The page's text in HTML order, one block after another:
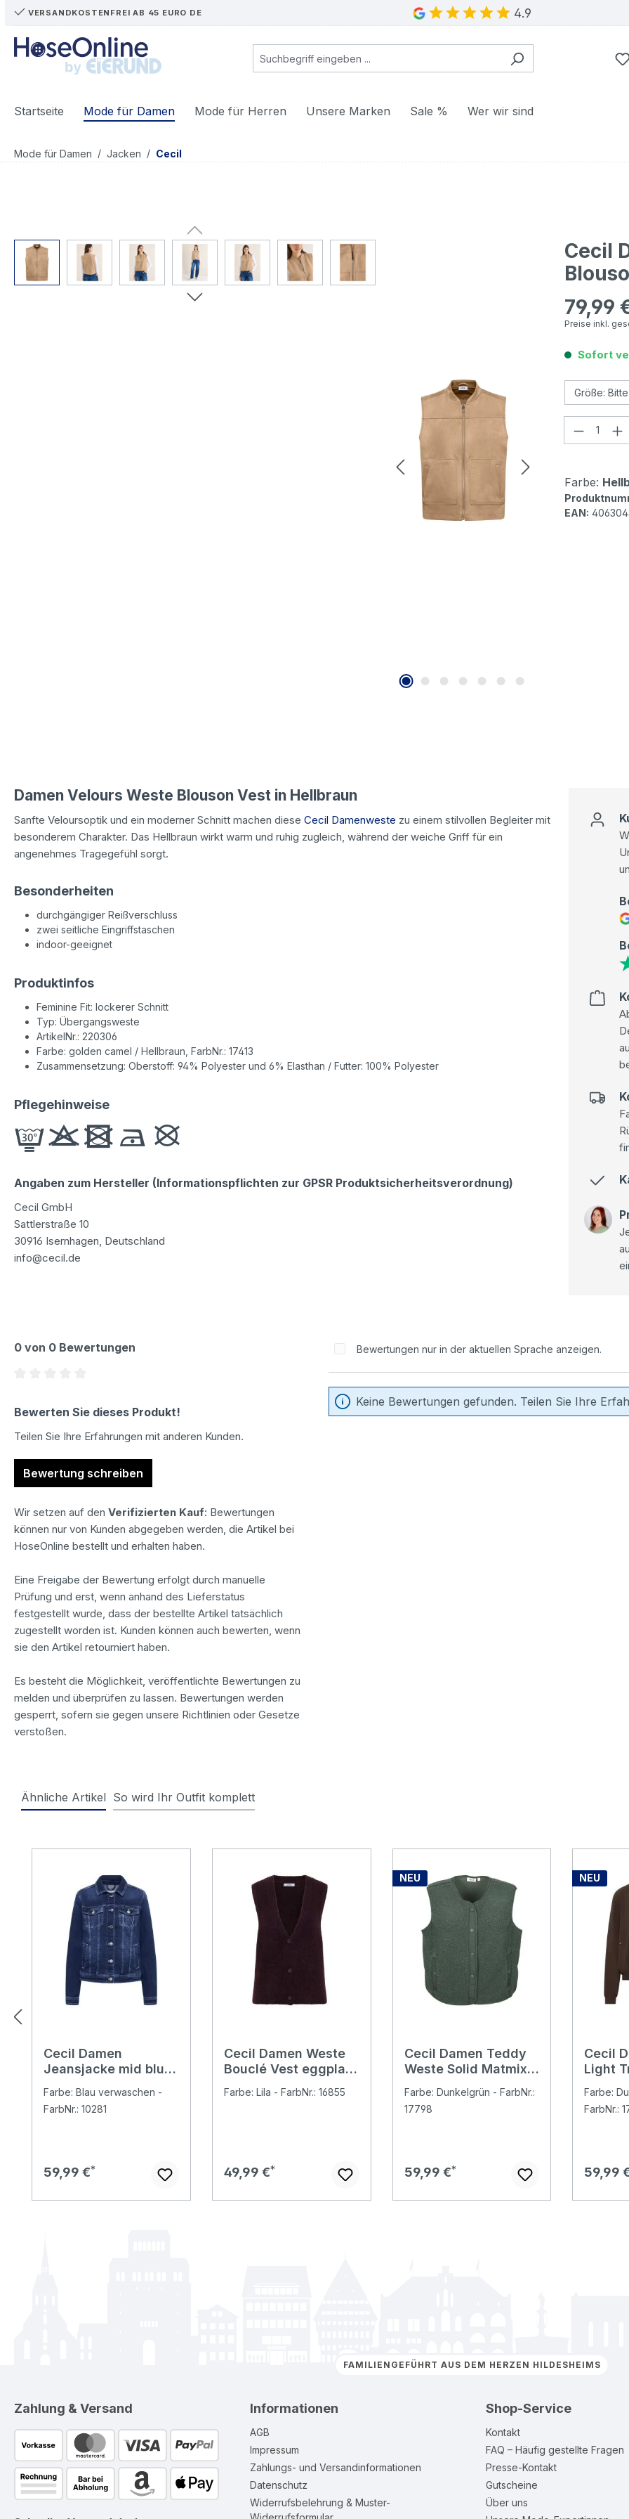
Hauptinhalt springen
Zur Suche springen
Zur Hauptnavigation springen
VERSANDKOSTENFREI AB 45 EURO DE 4.9
Startseite Mode für Damen Mode für Herren Unsere Marken Sale % Wer wir sind
Mode für Damen / Jacken / Cecil
Bildergalerie überspringen
Cecil
Regulärer
79,99
Preise inkl.
Sofort
Farbe:
EAN:
Damen Velours Weste Blouson Vest in Hellbraun
Sanfte Veloursoptik und ein moderner Schnitt machen diese Cecil Damenweste zu einem stilvollen Begleiter mit
besonderem Charakter. Das Hellbraun wirkt warm und ruhig zugleich, während der weiche Griff für ein
angenehmes Tragegefühl sorgt.
Besonderheiten
durchgängiger Reißverschluss
zwei seitliche Eingriffstaschen
indoor-geeignet
Produktinfos
Feminine Fit: lockerer Schnitt
Typ: Übergangsweste
ArtikelNr.: 220306
Farbe: golden camel / Hellbraun, FarbNr.: 17413
Zusammensetzung: Oberstoff: 94% Polyester und 6% Elasthan / Futter: 100% Polyester
Pflegehinweise
Angaben zum Hersteller (Informationspflichten zur GPSR Produktsicherheitsverordnung)
Cecil GmbH
Sattlerstraße 10
30916 Isernhagen, Deutschland
info@cecil.de
0 von 0 Bewertungen
Bewerten Sie dieses Produkt!
Teilen Sie Ihre Erfahrungen mit anderen Kunden.
Bewertung schreiben
Wir setzen auf den Verifizierten Kauf: Bewertungen
können nur von Kunden abgegeben werden, die Artikel bei
HoseOnline bestellt und erhalten haben.
Eine Freigabe der Bewertung erfolgt durch manuelle
Prüfung und erst, wenn anhand des Lieferstatus
festgestellt wurde, dass der bestellte Artikel tatsächlich
zugestellt worden ist. Kunden können auch bewerten, wenn
sie den Artikel retourniert haben.
Es besteht die Möglichkeit, veröffentlichte Bewertungen zu
melden und überprüfen zu lassen. Bewertungen werden
gesperrt, sofern sie gegen unsere Richtlinien oder Gesetze
verstoßen.
Bewertungen nur in der aktuellen Sprache anzeigen.
Keine Bewertungen gefunden. Teilen Sie Ihre
Ähnliche Artikel So wird Ihr Outfit komplett
Cecil Damen
Jeansjacke mid blue
Farbe: Blau verwaschen -
FarbNr.: 10281
Regulärer Preis:
59,99 €
Cecil Damen Weste
Bouclé Vest eggplant
Farbe: Lila - FarbNr.: 16855
Regulärer Preis:
49,99 €
NEU
Cecil Damen Teddy
Weste Solid Matmix
green
Farbe: Dunkelgrün - FarbNr.:
17798
Regulärer Preis:
59,99 €
NEU
Cecil
Light
Farbe:
FarbNr.:
59,99
FAMILIENGEFÜHRT AUS DEM HERZEN HILDESHEIMS
Zahlung & Versand Informationen
AGB
Impressum
Zahlungs- und Versandinformationen
Datenschutz
Widerrufsbelehrung & Muster-
Shop-Service
Kontakt
FAQ – Häufig gestellte Fragen
Presse-Kontakt
Gutscheine
Über uns